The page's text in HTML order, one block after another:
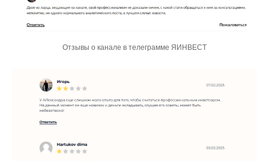
Отзывы о канале в телеграмме ЯИНВЕСТ